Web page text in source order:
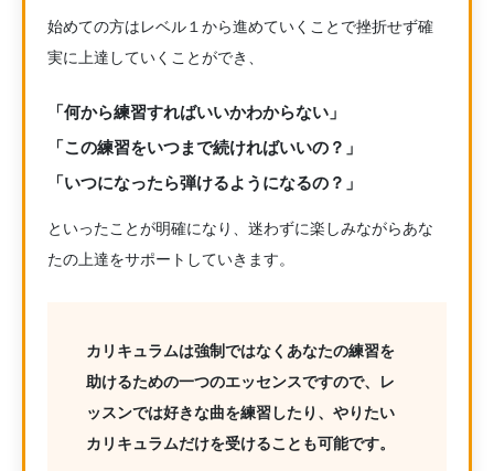
始めての方はレベル１から進めていくことで挫折せず確
実に上達していくことができ、
「何から練習すればいいかわからない」
「この練習をいつまで続ければいいの？」
「いつになったら弾けるようになるの？」
といったことが明確になり、迷わずに楽しみながらあな
たの上達をサポートしていきます。
カリキュラムは強制ではなくあなたの練習を
助けるための一つのエッセンスですので、レ
ッスンでは好きな曲を練習したり、やりたい
カリキュラムだけを受けることも可能です。